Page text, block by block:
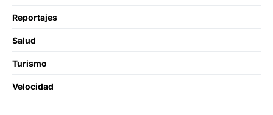
Reportajes
Salud
Turismo
Velocidad